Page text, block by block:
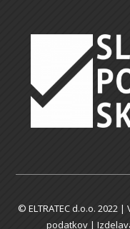
© ELTRATEC d.o.o. 2022
podatkov|